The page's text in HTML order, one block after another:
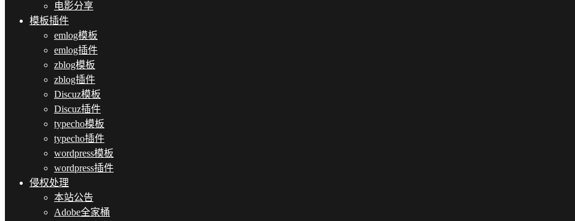
电影分享
模板插件
emlog模板
emlog插件
zblog模板
zblog插件
Discuz模板
Discuz插件
typecho模板
typecho插件
wordpress模板
wordpress插件
侵权处理
本站公告
Adobe全家桶